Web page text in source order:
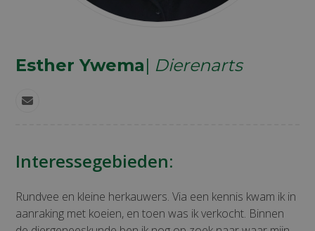
Esther Ywema| Dierenarts
E-
Interessegebieden:
Rundvee en kleine herkauwers. Via een kennis kwam ik in
aanraking met koeien, en toen was ik verkocht. Binnen